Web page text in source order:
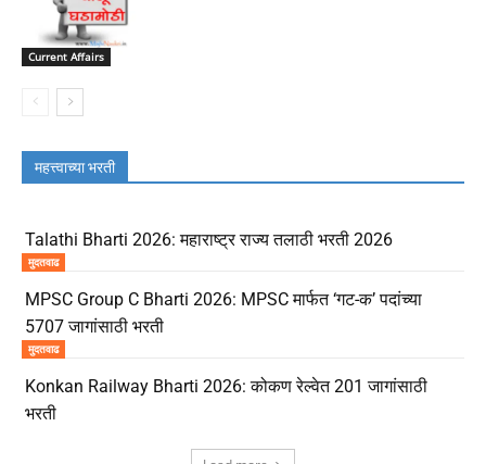
Current Affairs
महत्त्वाच्या भरती
Talathi Bharti 2026: महाराष्ट्र राज्य तलाठी भरती 2026
मुदतवाढ
MPSC Group C Bharti 2026: MPSC मार्फत ‘गट-क’ पदांच्या
5707 जागांसाठी भरती
मुदतवाढ
Konkan Railway Bharti 2026: कोकण रेल्वेत 201 जागांसाठी
भरती